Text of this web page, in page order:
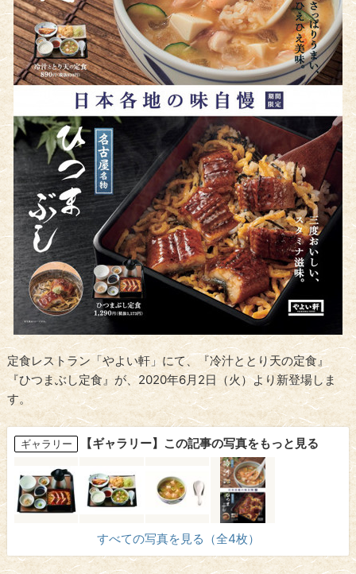
定食レストラン「やよい軒」にて、『冷汁ととり天の定食』
『ひつまぶし定食』が、2020年6月2日（火）より新登場しま
す。
ギャラリー 【ギャラリー】この記事の写真をもっと見る
すべての写真を見る（全4枚）